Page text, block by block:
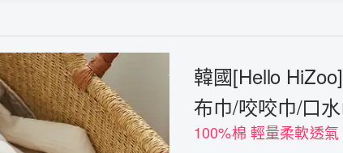
韓國[Hello
布巾/咬咬巾/口
100%棉 輕量柔軟透氣